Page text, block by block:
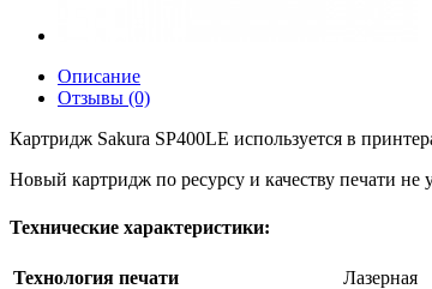
Описание
Отзывы (0)
Картридж Sakura SP400LE используется в
Новый картридж по ресурсу и качеству печати не
Технические характеристики:
Технология печати
Лазерная